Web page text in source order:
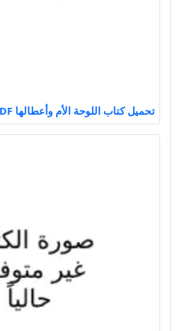
تحميل كتاب اللوحة الأم وأعطالها PDF كامل مجانا